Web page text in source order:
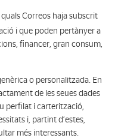
Correos haja subscrit
i que poden pertànyer a
financer, gran consum,
o personalitzada. En
de les seues dades
perfilat i carterització,
i, partint d’estes,
més interessants.